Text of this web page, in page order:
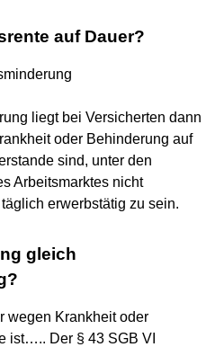
auf Dauer?
liegt bei Versicherten dann
oder Behinderung auf
sind, unter den
Arbeitsmarktes nicht
erwerbstätig zu sein.
gleich
wegen Krankheit oder
ist….. Der § 43 SGB VI